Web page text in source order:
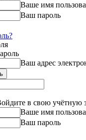
Ваше имя
Ваш пароль
Ваш адрес
в свою учётную
Ваше имя
Ваш пароль